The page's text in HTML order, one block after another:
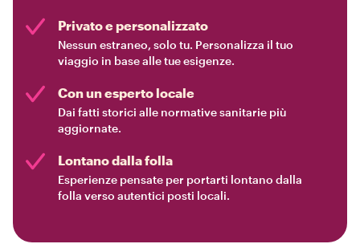
Privato e personalizzato
Nessun estraneo, solo tu. Personalizza il tuo
viaggio in base alle tue esigenze.
Con un esperto locale
Dai fatti storici alle normative sanitarie più
aggiornate.
Lontano dalla folla
Esperienze pensate per portarti lontano dalla
folla verso autentici posti locali.